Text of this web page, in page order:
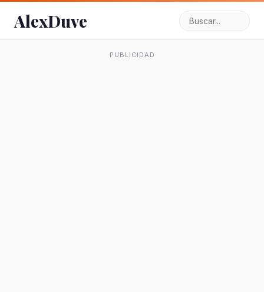
AlexDuve
PUBLICIDAD